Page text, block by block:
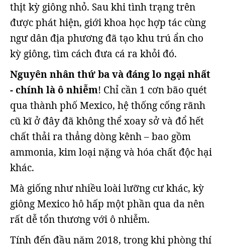
thịt kỳ giông nhỏ. Sau khi tình trạng trên
được phát hiện, giới khoa học hợp tác cùng
ngư dân địa phương đã tạo khu trú ẩn cho
kỳ giông, tìm cách đưa cá ra khỏi đó.
Nguyên nhân thứ ba và đáng lo ngại nhất
- chính là ô nhiễm! Chỉ cần 1 cơn bão quét
qua thành phố Mexico, hệ thống cống rãnh
cũ kĩ ở đây đã không thể xoay sở và đổ hết
chất thải ra thẳng dòng kênh – bao gồm
ammonia, kim loại nặng và hóa chất độc hại
khác.
Mà giống như nhiều loài lưỡng cư khác, kỳ
giông Mexico hô hấp một phần qua da nên
rất dễ tổn thương với ô nhiễm.
Tính đến đầu năm 2018, trong khi phòng thí